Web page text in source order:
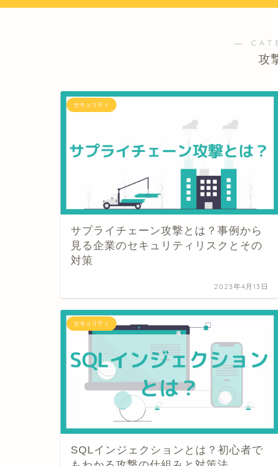
―
攻
セキュリティ
サプライチェーン攻撃とは？事例から
見る企業のセキュリティリスクとその
対策
2023年4月13日
セキュリティ
SQLインジェクションとは？初心者で